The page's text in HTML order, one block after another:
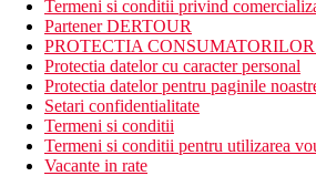
Termeni si conditii privind
Partener DERTOUR
PROTECTIA CONSUMATORILOR
Protectia datelor cu caracter personal
Protectia datelor pentru paginile
Setari confidentialitate
Termeni si conditii
Termeni si conditii pentru utilizarea
Vacante in rate